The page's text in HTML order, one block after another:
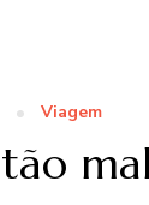
Viagem